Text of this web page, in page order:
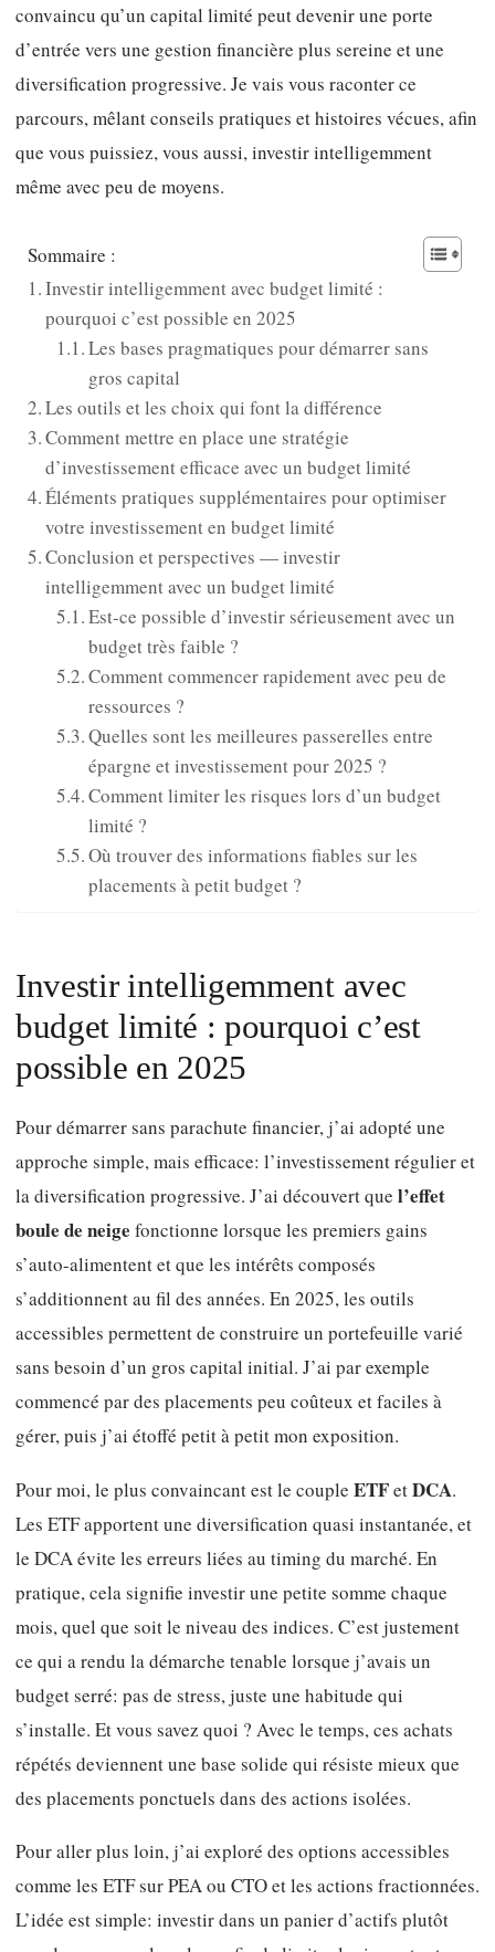
convaincu qu’un capital limité peut devenir une porte
d’entrée vers une gestion financière plus sereine et une
diversification progressive. Je vais vous raconter ce
parcours, mêlant conseils pratiques et histoires vécues, afin
que vous puissiez, vous aussi, investir intelligemment
même avec peu de moyens.
Sommaire :
Investir intelligemment avec budget limité :
pourquoi c’est possible en 2025
Les bases pragmatiques pour démarrer sans
gros capital
Les outils et les choix qui font la différence
Comment mettre en place une stratégie
d’investissement efficace avec un budget limité
Éléments pratiques supplémentaires pour optimiser
votre investissement en budget limité
Conclusion et perspectives — investir
intelligemment avec un budget limité
Est-ce possible d’investir sérieusement avec un
budget très faible ?
Comment commencer rapidement avec peu de
ressources ?
Quelles sont les meilleures passerelles entre
épargne et investissement pour 2025 ?
Comment limiter les risques lors d’un budget
limité ?
Où trouver des informations fiables sur les
placements à petit budget ?
Investir intelligemment avec
budget limité : pourquoi c’est
possible en 2025
Pour démarrer sans parachute financier, j’ai adopté une
approche simple, mais efficace: l’investissement régulier et
la diversification progressive. J’ai découvert que l’effet
boule de neige fonctionne lorsque les premiers gains
s’auto-alimentent et que les intérêts composés
s’additionnent au fil des années. En 2025, les outils
accessibles permettent de construire un portefeuille varié
sans besoin d’un gros capital initial. J’ai par exemple
commencé par des placements peu coûteux et faciles à
gérer, puis j’ai étoffé petit à petit mon exposition.
Pour moi, le plus convaincant est le couple ETFetDCA.
Les ETF apportent une diversification quasi instantanée, et
le DCA évite les erreurs liées au timing du marché. En
pratique, cela signifie investir une petite somme chaque
mois, quel que soit le niveau des indices. C’est justement
ce qui a rendu la démarche tenable lorsque j’avais un
budget serré: pas de stress, juste une habitude qui
s’installe. Et vous savez quoi ? Avec le temps, ces achats
répétés deviennent une base solide qui résiste mieux que
des placements ponctuels dans des actions isolées.
Pour aller plus loin, j’ai exploré des options accessibles
comme les ETF sur PEA ou CTO et les actions fractionnées.
L’idée est simple: investir dans un panier d’actifs plutôt